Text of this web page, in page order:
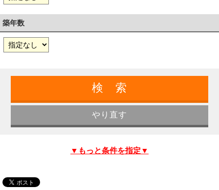
築年数
▼もっと条件を指定▼